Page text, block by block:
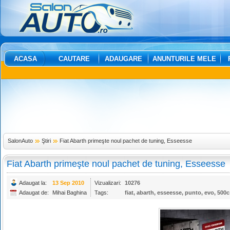
ACASA CAUTARE ADAUGARE ANUNTURILE MELE
SalonAuto Ştiri Fiat Abarth primeşte noul pachet de tuning, Esseesse
Fiat Abarth primeşte noul pachet de tuning, Esseesse
Adaugat la: 13 Sep 2010 Vizualizari:
10276
Adaugat de:
Mihai Baghina Tags: fiat, abarth, esseesse, punto, evo, 500c